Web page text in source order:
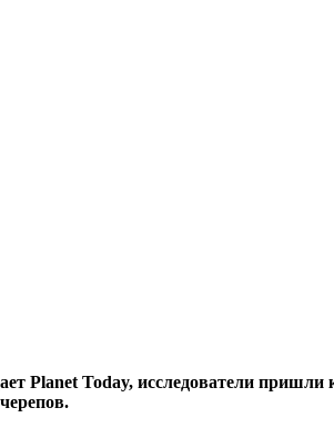
Planet Today, исследователи пришли